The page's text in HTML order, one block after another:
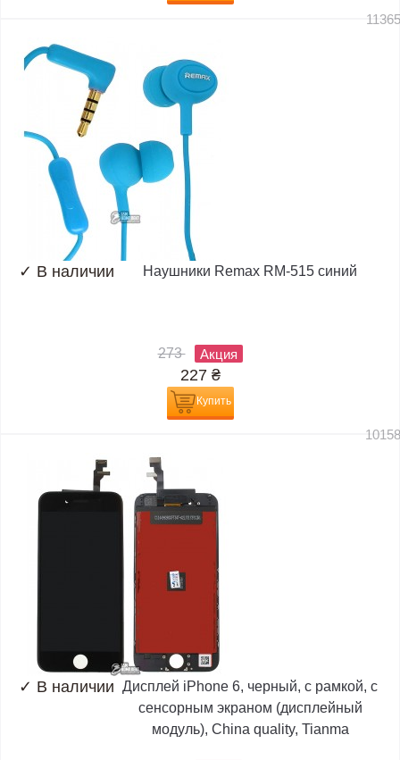
✓ В наличии Наушники Remax RM-515 синий
273 Акция
227 ₴
Купить
✓ В наличии Дисплей iPhone 6, черный, с рамкой, с
сенсорным экраном (дисплейный
модуль), China quality, Tianma